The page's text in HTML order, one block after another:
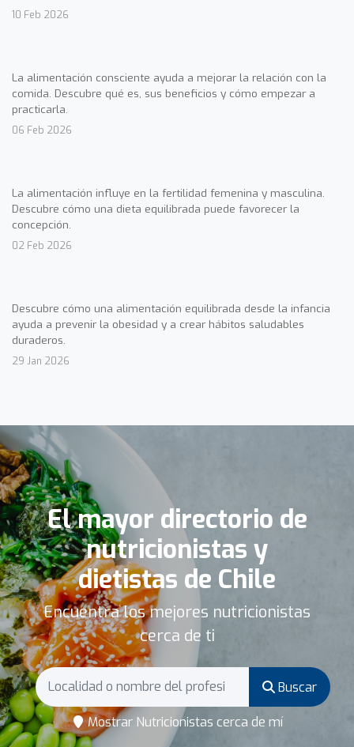
10 Feb 2026
La alimentación consciente ayuda a mejorar la relación con la
comida. Descubre qué es, sus beneficios y cómo empezar a
practicarla.
06 Feb 2026
La alimentación influye en la fertilidad femenina y masculina.
Descubre cómo una dieta equilibrada puede favorecer la
concepción.
02 Feb 2026
Descubre cómo una alimentación equilibrada desde la infancia
ayuda a prevenir la obesidad y a crear hábitos saludables
duraderos.
29 Jan 2026
El mayor directorio de
nutricionistas y
dietistas de Chile
Encuentra los mejores nutricionistas
cerca de ti
Buscar
Mostrar Nutricionistas cerca de mí